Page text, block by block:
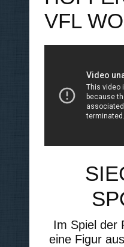
VFL
Im Spiel der
eine Figur